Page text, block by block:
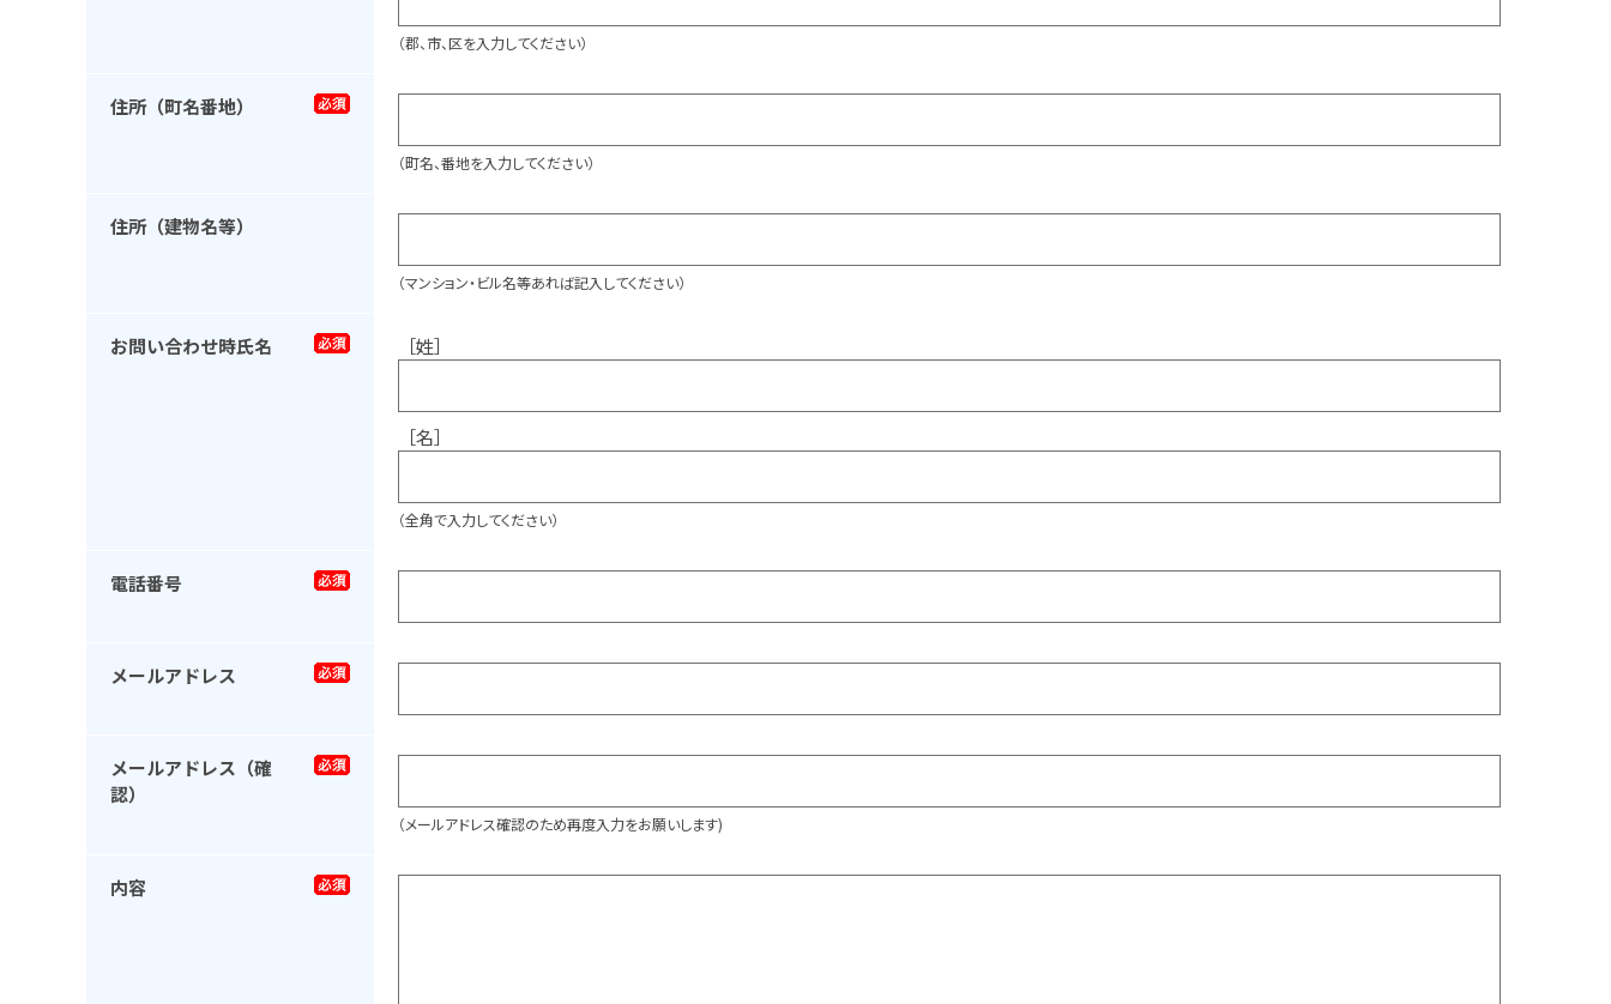
（郡、市、区を入力してください）
住所（町名番地）
（町名、番地を入力してください）
住所（建物名等）
（マンション・ビル名等あれば記入してください）
お問い合わせ時氏名 ［姓］
［名］
（全角で入力してください）
電話番号
メールアドレス
メールアドレス（確
認）
（メールアドレス確認のため再度入力をお願いします)
内容